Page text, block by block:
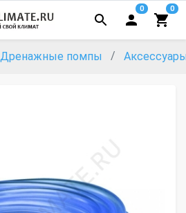
0 0
Дренажные помпы